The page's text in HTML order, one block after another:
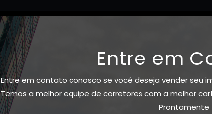
Entre em
Entre em contato conosco se você deseja vender seu
Temos a melhor equipe de corretores com a melhor
Prontamente